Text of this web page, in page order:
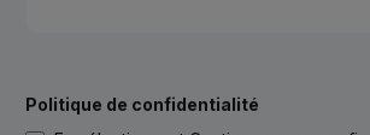
Politique de confidentialité